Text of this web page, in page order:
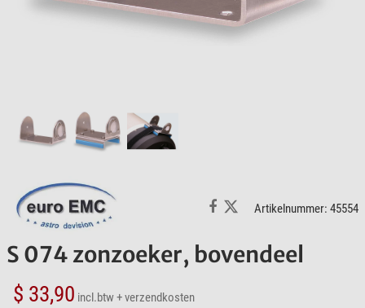
Artikelnummer: 45554
S 074 zonzoeker, bovendeel
$ 33,90 incl.btw+ verzendkosten